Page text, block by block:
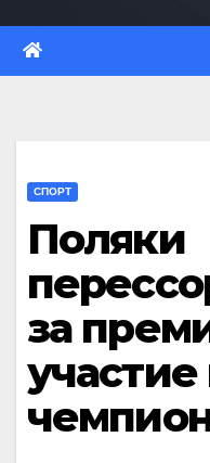
СПОРТ
Поляки
за
участие